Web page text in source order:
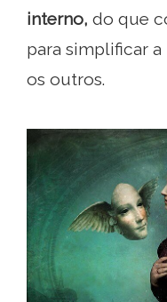
interno, do que
para simplificar
os outros.